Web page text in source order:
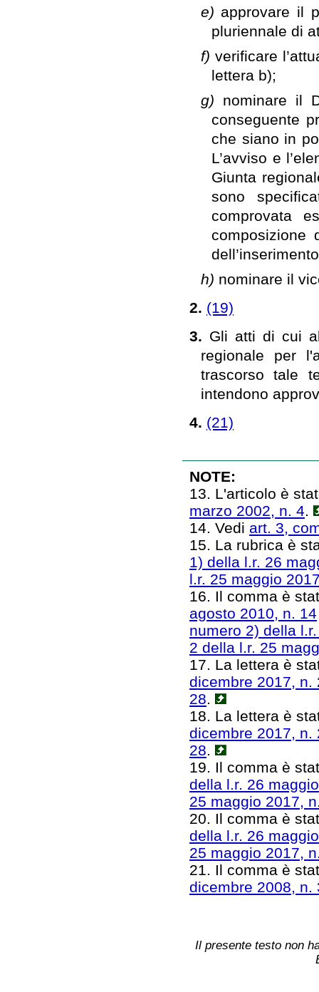
e) approvare il
pluriennale di
f) verificare
lettera b);
g) nominare il
conseguente
che siano in
L’avviso e
Giunta
sono
comprovata
composizione
h) nominare il
2. (19)
3. Gli atti di cui
regionale per
trascorso tale
intendono
4. (21)
NOTE:
13. L'articolo è
marzo 2002, n. 4.
14. Vedi art. 3,
15. La rubrica è
1) della l.r. 26
l.r. 25 maggio
16. Il comma è
agosto 2010, n. 14
numero 2) della
2 della l.r. 25
17. La lettera è
dicembre 2017, n.
28.
18. La lettera è
dicembre 2017, n.
28.
19. Il comma è
della l.r. 26
25 maggio 2017,
20. Il comma è
della l.r. 26
25 maggio 2017,
21. Il comma è
dicembre 2008, n.
Il presente testo non